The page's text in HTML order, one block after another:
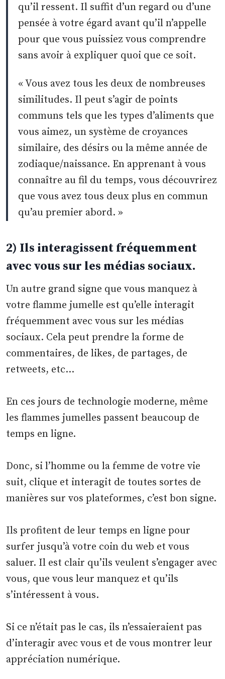
qu’il ressent. Il suffit d’un regard ou d’une
pensée à votre égard avant qu’il n’appelle
pour que vous puissiez vous comprendre
sans avoir à expliquer quoi que ce soit.
« Vous avez tous les deux de nombreuses
similitudes. Il peut s’agir de points
communs tels que les types d’aliments que
vous aimez, un système de croyances
similaire, des désirs ou la même année de
zodiaque/naissance. En apprenant à vous
connaître au fil du temps, vous découvrirez
que vous avez tous deux plus en commun
qu’au premier abord. »
2) Ils interagissent fréquemment
avec vous sur les médias sociaux.
Un autre grand signe que vous manquez à
votre flamme jumelle est qu’elle interagit
fréquemment avec vous sur les médias
sociaux. Cela peut prendre la forme de
commentaires, de likes, de partages, de
retweets, etc…
En ces jours de technologie moderne, même
les flammes jumelles passent beaucoup de
temps en ligne.
Donc, si l’homme ou la femme de votre vie
suit, clique et interagit de toutes sortes de
manières sur vos plateformes, c’est bon signe.
Ils profitent de leur temps en ligne pour
surfer jusqu’à votre coin du web et vous
saluer. Il est clair qu’ils veulent s’engager avec
vous, que vous leur manquez et qu’ils
s’intéressent à vous.
Si ce n’était pas le cas, ils n’essaieraient pas
d’interagir avec vous et de vous montrer leur
appréciation numérique.